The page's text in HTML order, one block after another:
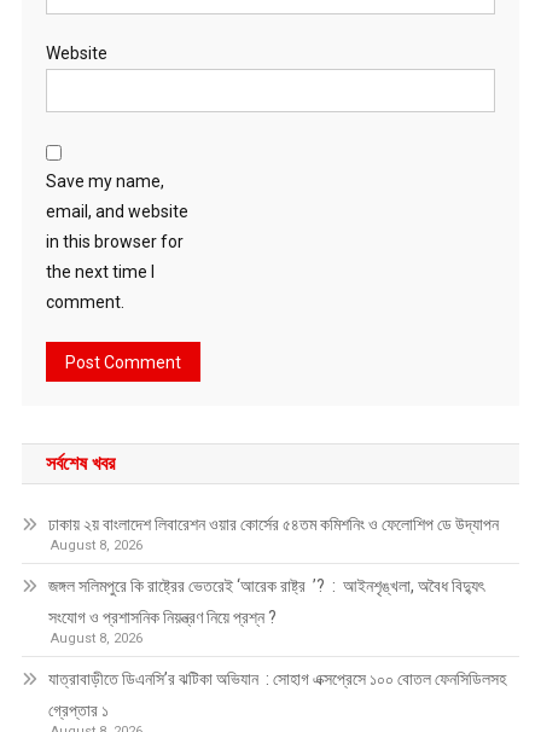
Website
Save my name,
email, and website
in this browser for
the next time I
comment.
সর্বশেষ খবর
ঢাকায় ২য় বাংলাদেশ লিবারেশন ওয়ার কোর্সের ৫৪তম কমিশনিং ও ফেলোশিপ ডে উদ্‌যাপন
August 8, 2026
জঙ্গল সলিমপুরে কি রাষ্ট্রের ভেতরেই ‘আরেক রাষ্ট্র ’? : আইনশৃঙ্খলা, অবৈধ বিদ্যুৎ
সংযোগ ও প্রশাসনিক নিয়ন্ত্রণ নিয়ে প্রশ্ন ?
August 8, 2026
যাত্রাবাড়ীতে ডিএনসি’র ঝটিকা অভিযান : সোহাগ এক্সপ্রেসে ১০০ বোতল ফেনসিডিলসহ
গ্রেপ্তার ১